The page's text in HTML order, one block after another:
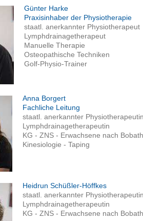
Günter Harke
Praxisinhaber der Physiotherapie
staatl. anerkannter Physiotherapeut
Lymphdrainagetherapeut
Manuelle Therapie
Osteopathische Techniken
Golf-Physio-Trainer
Anna Borgert
Fachliche Leitung
staatl. anerkannter Physiotherapeutin
Lymphdrainagetherapeutin
KG - ZNS - Erwachsene nach Bobath
Kinesiologie - Taping
Heidrun Schüßler-Höffkes
staatl. anerkannter Physiotherapeutin
Lymphdrainagetherapeutin
KG - ZNS - Erwachsene nach Bobath